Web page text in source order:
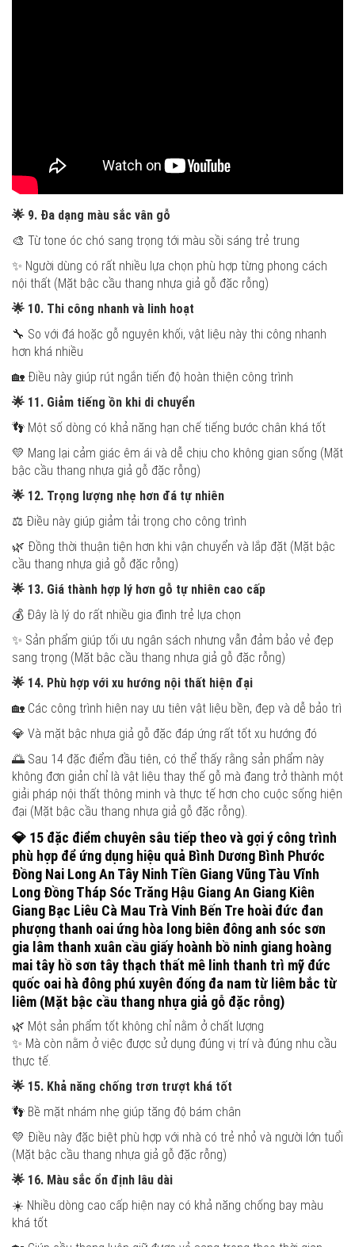
🌟 9. Đa dạng màu sắc vân gỗ
🎨 Từ tone óc chó sang trọng tới màu sồi sáng trẻ trung
✨ Người dùng có rất nhiều lựa chọn phù hợp từng phong cách
nội thất (Mặt bậc cầu thang nhựa giả gỗ đặc rỗng)
🌟 10. Thi công nhanh và linh hoạt
🔧 So với đá hoặc gỗ nguyên khối, vật liệu này thi công nhanh
hơn khá nhiều
🏡 Điều này giúp rút ngắn tiến độ hoàn thiện công trình
🌟 11. Giảm tiếng ồn khi di chuyển
👣 Một số dòng có khả năng hạn chế tiếng bước chân khá tốt
💛 Mang lại cảm giác êm ái và dễ chịu cho không gian sống (Mặt
bậc cầu thang nhựa giả gỗ đặc rỗng)
🌟 12. Trọng lượng nhẹ hơn đá tự nhiên
⚖️ Điều này giúp giảm tải trọng cho công trình
🌿 Đồng thời thuận tiện hơn khi vận chuyển và lắp đặt (Mặt bậc
cầu thang nhựa giả gỗ đặc rỗng)
🌟 13. Giá thành hợp lý hơn gỗ tự nhiên cao cấp
💰 Đây là lý do rất nhiều gia đình trẻ lựa chọn
✨ Sản phẩm giúp tối ưu ngân sách nhưng vẫn đảm bảo vẻ đẹp
sang trọng (Mặt bậc cầu thang nhựa giả gỗ đặc rỗng)
🌟 14. Phù hợp với xu hướng nội thất hiện đại
🏡 Các công trình hiện nay ưu tiên vật liệu bền, đẹp và dễ bảo trì
💎 Và mặt bậc nhựa giả gỗ đặc đáp ứng rất tốt xu hướng đó
🌅 Sau 14 đặc điểm đầu tiên, có thể thấy rằng sản phẩm này
không đơn giản chỉ là vật liệu thay thế gỗ mà đang trở thành một
giải pháp nội thất thông minh và thực tế hơn cho cuộc sống hiện
đại (Mặt bậc cầu thang nhựa giả gỗ đặc rỗng).
💎 15 đặc điểm chuyên sâu tiếp theo và gợi ý công trình
phù hợp để ứng dụng hiệu quả Bình Dương Bình Phước
Đồng Nai Long An Tây Ninh Tiền Giang Vũng Tàu Vĩnh
Long Đồng Tháp Sóc Trăng Hậu Giang An Giang Kiên
Giang Bạc Liêu Cà Mau Trà Vinh Bến Tre hoài đức đan
phượng thanh oai ứng hòa long biên đông anh sóc sơn
gia lâm thanh xuân cầu giấy hoành bồ ninh giang hoàng
mai tây hồ sơn tây thạch thất mê linh thanh trì mỹ đức
quốc oai hà đông phú xuyên đống đa nam từ liêm bắc từ
liêm (Mặt bậc cầu thang nhựa giả gỗ đặc rỗng)
🌿 Một sản phẩm tốt không chỉ nằm ở chất lượng
✨ Mà còn nằm ở việc được sử dụng đúng vị trí và đúng nhu cầu
thực tế.
🌟 15. Khả năng chống trơn trượt khá tốt
👣 Bề mặt nhám nhẹ giúp tăng độ bám chân
💛 Điều này đặc biệt phù hợp với nhà có trẻ nhỏ và người lớn tuổi
(Mặt bậc cầu thang nhựa giả gỗ đặc rỗng)
🌟 16. Màu sắc ổn định lâu dài
☀️ Nhiều dòng cao cấp hiện nay có khả năng chống bay màu
khá tốt